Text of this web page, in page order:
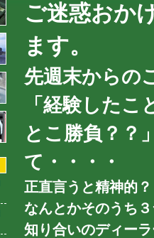
ご迷惑おか
ます。
先週末からの
「経験した
とこ勝負？？
て・・・・
正直言うと精神的
なんとかそのうち
知り合いのディー